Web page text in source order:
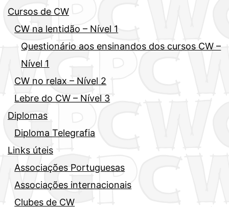
Cursos de CW
CW na lentidão – Nível 1
Questionário aos ensinandos dos cursos CW –
Nível 1
CW no relax – Nível 2
Lebre do CW – Nível 3
Diplomas
Diploma Telegrafia
Links úteis
Associações Portuguesas
Associações internacionais
Clubes de CW